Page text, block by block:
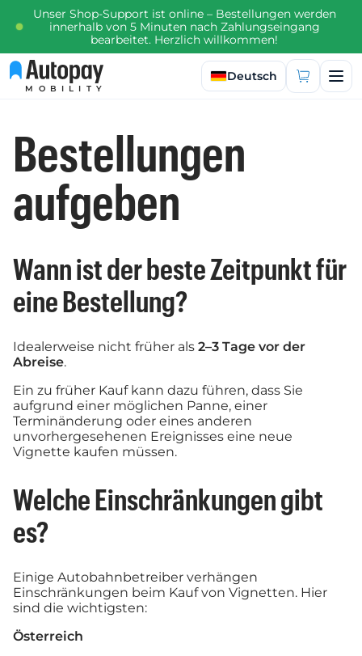
Unser Shop-Support ist online – Bestellungen werden
innerhalb von 5 Minuten nach Zahlungseingang
bearbeitet. Herzlich willkommen!
MOBILITY
Sprache auswählen
Deutsch
Bestellungen
aufgeben
Wann ist der beste Zeitpunkt für
eine Bestellung?
Idealerweise nicht früher als 2–3 Tage vor der
Abreise.
Ein zu früher Kauf kann dazu führen, dass Sie
aufgrund einer möglichen Panne, einer
Terminänderung oder eines anderen
unvorhergesehenen Ereignisses eine neue
Vignette kaufen müssen.
Welche Einschränkungen gibt
es?
Einige Autobahnbetreiber verhängen
Einschränkungen beim Kauf von Vignetten. Hier
sind die wichtigsten:
Österreich